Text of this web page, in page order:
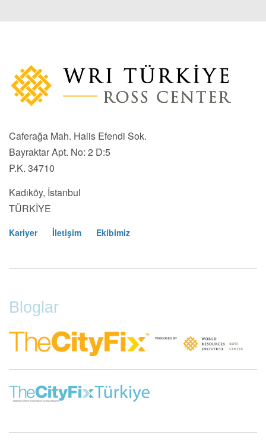
Bloglar
Caferağa Mah. Halis Efendi Sok.
Bayraktar Apt. No: 2 D:5
P.K. 34710
Kadıköy, İstanbul
TÜRKİYE
Kariyer İletişim Ekibimiz